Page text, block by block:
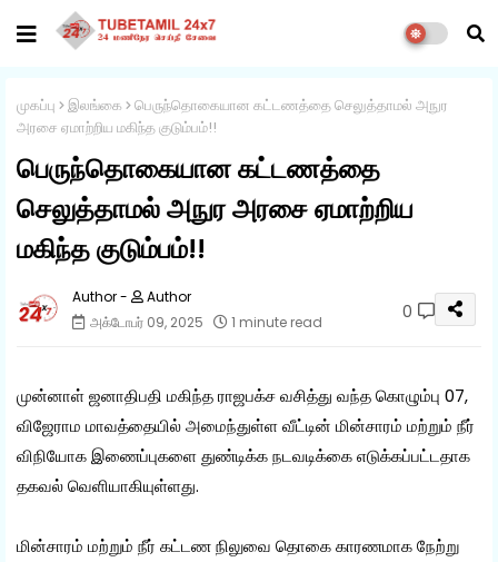
முகப்பு இலங்கை
பெருந்தொகையான கட்டணத்தை செலுத்தாமல் அநுர
அரசை ஏமாற்றிய மகிந்த குடும்பம்!!
பெருந்தொகையான கட்டணத்தை
செலுத்தாமல் அநுர அரசை ஏமாற்றிய
மகிந்த குடும்பம்!!
Author
அக்டோபர் 09, 2025
1 minute read 0
முன்னாள் ஜனாதிபதி மகிந்த ராஜபக்ச வசித்து வந்த கொழும்பு 07,
விஜேராம மாவத்தையில் அமைந்துள்ள வீட்டின் மின்சாரம் மற்றும் நீர்
விநியோக இணைப்புகளை துண்டிக்க நடவடிக்கை எடுக்கப்பட்டதாக
தகவல் வெளியாகியுள்ளது.
மின்சாரம் மற்றும் நீர் கட்டண நிலுவை தொகை காரணமாக நேற்று